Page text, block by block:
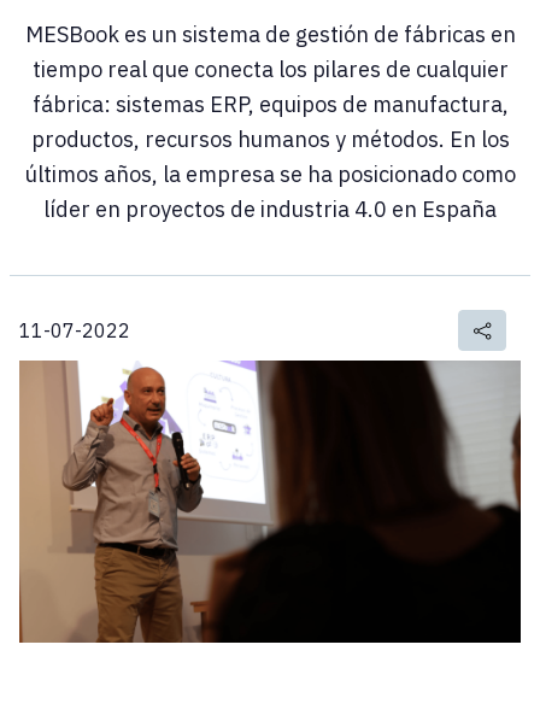
MESBook es un sistema de gestión de fábricas en
tiempo real que conecta los pilares de cualquier
fábrica: sistemas ERP, equipos de manufactura,
productos, recursos humanos y métodos. En los
últimos años, la empresa se ha posicionado como
líder en proyectos de industria 4.0 en España
11-07-2022